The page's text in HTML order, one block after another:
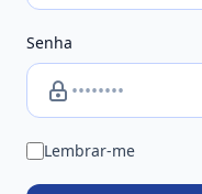
Senha
Lembrar-me